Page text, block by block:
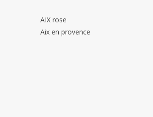
AIX rose
Aix en provence